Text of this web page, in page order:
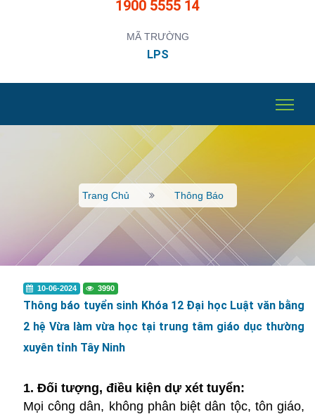
1900 5555 14
MÃ TRƯỜNG
LPS
Trang Chủ Thông Báo
10-06-2024 3990
Thông báo tuyển sinh Khóa 12 Đại học Luật văn bằng
2 hệ Vừa làm vừa học tại trung tâm giáo dục thường
xuyên tỉnh Tây Ninh
1. Đối tượng, điều kiện dự xét tuyển:
Mọi công dân, không phân biệt dân tộc, tôn giáo,